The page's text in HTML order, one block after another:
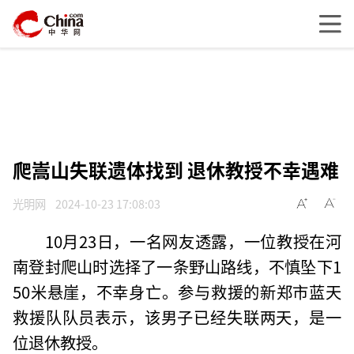
爬嵩山失联遗体找到 退休教授不幸遇难
光明网 2024-10-23 17:08:03
10月23日，一名网友透露，一位教授在河
南登封爬山时选择了一条野山路线，不慎坠下1
50米悬崖，不幸身亡。参与救援的新郑市蓝天
救援队队员表示，该男子已经失联两天，是一
位退休教授。